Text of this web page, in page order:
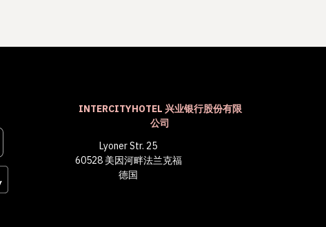
INTERCITYHOTEL 兴业银行股份有限
公司
Lyoner Str. 25
60528 美因河畔法兰克福
德国